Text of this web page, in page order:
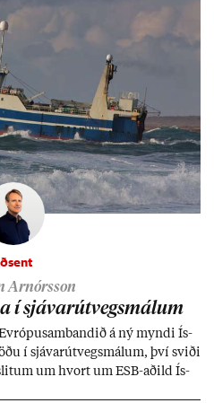
Arnórsson
í sjáv­ar­út­vegs­mál­um
á ný myndi Ís­
í sjáv­ar­út­vegs­mál­um, því sviði
um hvort um ESB-að­ild Ís­